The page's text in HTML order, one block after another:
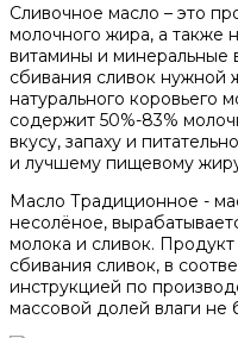
Сливочное масло – это
молочного жира, а также
витамины и минеральные
сбивания сливок нужной
натурального коровьего
содержит 50%-83%
вкусу, запаху и
и лучшему пищевому
Масло Традиционное -
несолёное,
молока и сливок.
сбивания сливок, в
инструкцией по
массовой долей влаги не